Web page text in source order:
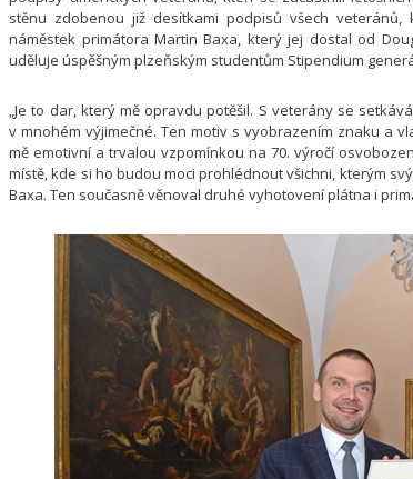
stěnu zdobenou již desítkami podpisů všech
náměstek primátora Martin Baxa, který jej dostal od
uděluje úspěšným plzeňským studentům Stipendium
„Je to dar, který mě opravdu potěšil. S veterány se
v mnohém výjimečné. Ten motiv s vyobrazením znaku a
mě emotivní a trvalou vzpomínkou na 70. výročí
místě, kde si ho budou moci prohlédnout všichni, kterým
Baxa. Ten současně věnoval druhé vyhotovení plátna i